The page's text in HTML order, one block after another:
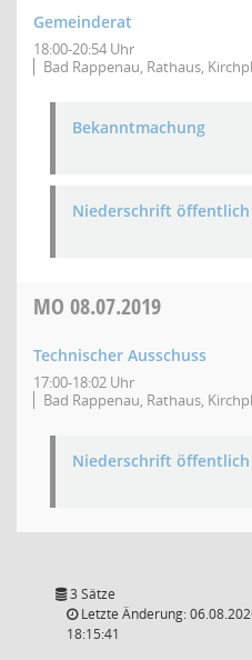
Gemeinderat
18:00-20:54 Uhr
Bad Rappenau, Rathaus,
Bekanntmachung
Niederschrift öffentlich
MO 08.07.2019
Technischer Ausschuss
17:00-18:02 Uhr
Bad Rappenau, Rathaus,
Niederschrift öffentlich
3 Sätze
Letzte Änderung:
18:15:41